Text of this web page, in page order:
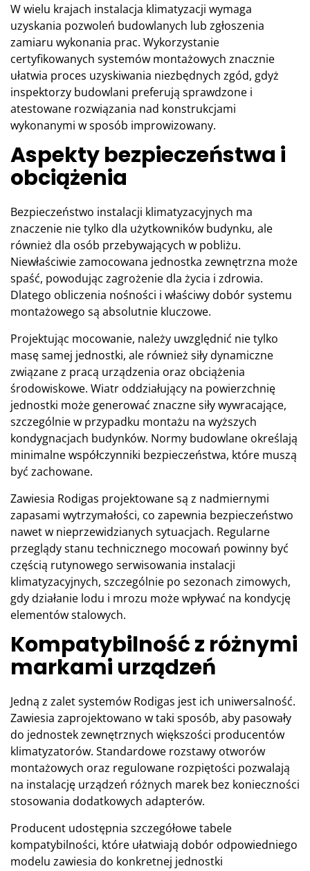
W wielu krajach instalacja klimatyzacji wymaga
uzyskania pozwoleń budowlanych lub zgłoszenia
zamiaru wykonania prac. Wykorzystanie
certyfikowanych systemów montażowych znacznie
ułatwia proces uzyskiwania niezbędnych zgód, gdyż
inspektorzy budowlani preferują sprawdzone i
atestowane rozwiązania nad konstrukcjami
wykonanymi w sposób improwizowany.
Aspekty bezpieczeństwa i
obciążenia
Bezpieczeństwo instalacji klimatyzacyjnych ma
znaczenie nie tylko dla użytkowników budynku, ale
również dla osób przebywających w pobliżu.
Niewłaściwie zamocowana jednostka zewnętrzna może
spaść, powodując zagrożenie dla życia i zdrowia.
Dlatego obliczenia nośności i właściwy dobór systemu
montażowego są absolutnie kluczowe.
Projektując mocowanie, należy uwzględnić nie tylko
masę samej jednostki, ale również siły dynamiczne
związane z pracą urządzenia oraz obciążenia
środowiskowe. Wiatr oddziałujący na powierzchnię
jednostki może generować znaczne siły wywracające,
szczególnie w przypadku montażu na wyższych
kondygnacjach budynków. Normy budowlane określają
minimalne współczynniki bezpieczeństwa, które muszą
być zachowane.
Zawiesia Rodigas projektowane są z nadmiernymi
zapasami wytrzymałości, co zapewnia bezpieczeństwo
nawet w nieprzewidzianych sytuacjach. Regularne
przeglądy stanu technicznego mocowań powinny być
częścią rutynowego serwisowania instalacji
klimatyzacyjnych, szczególnie po sezonach zimowych,
gdy działanie lodu i mrozu może wpływać na kondycję
elementów stalowych.
Kompatybilność z różnymi
markami urządzeń
Jedną z zalet systemów Rodigas jest ich uniwersalność.
Zawiesia zaprojektowano w taki sposób, aby pasowały
do jednostek zewnętrznych większości producentów
klimatyzatorów. Standardowe rozstawy otworów
montażowych oraz regulowane rozpiętości pozwalają
na instalację urządzeń różnych marek bez konieczności
stosowania dodatkowych adapterów.
Producent udostępnia szczegółowe tabele
kompatybilności, które ułatwiają dobór odpowiedniego
modelu zawiesia do konkretnej jednostki